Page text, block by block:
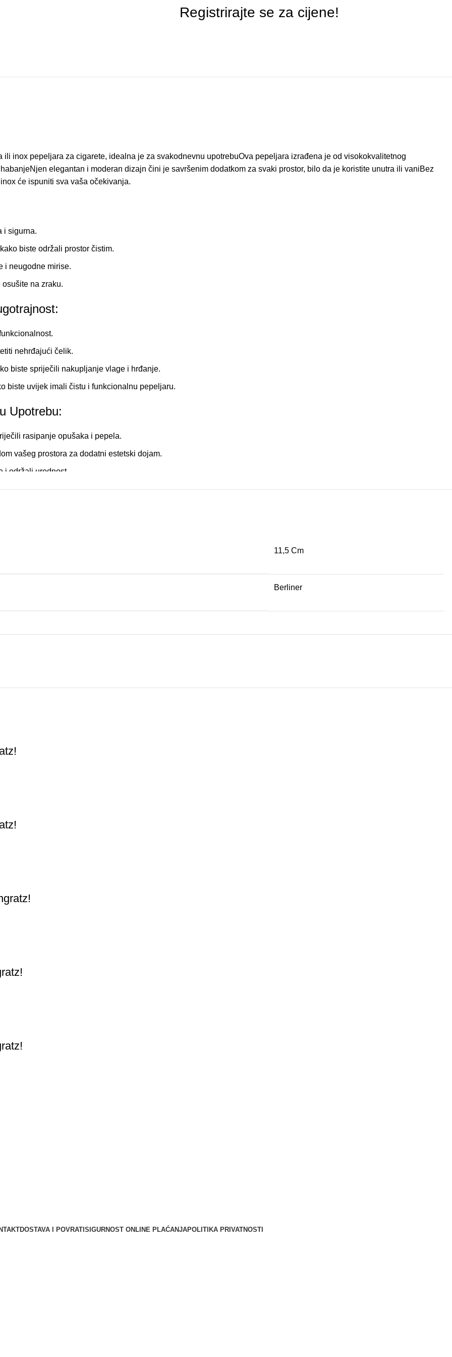
Registrirajte se za cijene!
inox pepeljara za cigarete, idealna je za svakodnevnu upotrebuOva pepeljara izrađena je od visokokvalitetnog
elegantan i moderan dizajn čini je savršenim dodatkom za svaki prostor, bilo da je koristite unutra ili vaniBez
će ispuniti sva vaša očekivanja.
i sigurna.
biste održali prostor čistim.
i neugodne mirise.
na zraku.
nehrđajući čelik.
biste spriječili nakupljanje vlage i hrđanje.
biste uvijek imali čistu i funkcionalnu pepeljaru.
Upotrebu:
rasipanje opušaka i pepela.
vašeg prostora za dodatni estetski dojam.
i održali urednost.
optimalnu funkcionalnost i estetiku.
11,5 Cm
Berliner
DOSTAVA I POVRATISIGURNOST ONLINE PLAĆANJAPOLITIKA PRIVATNOSTI